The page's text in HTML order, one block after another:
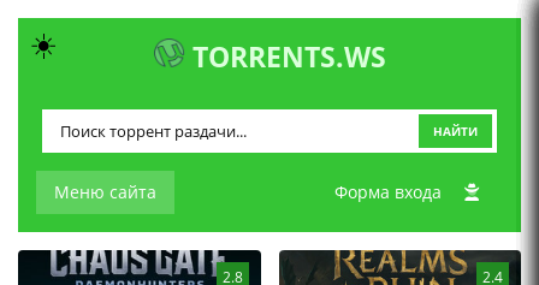
TORRENTS.WS
Меню сайта
НАЙТИ
Форма входа
2.8 2.4
☀️